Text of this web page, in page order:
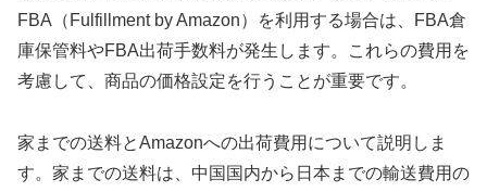
FBA（Fulfillment by Amazon）を利用する場合は、FBA倉
庫保管料やFBA出荷手数料が発生します。これらの費用を
考慮して、商品の価格設定を行うことが重要です。
家までの送料とAmazonへの出荷費用について説明しま
す。家までの送料は、中国国内から日本までの輸送費用の